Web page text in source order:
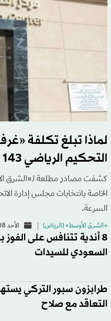
لماذا تبلغ تكلفة
التحكيم الرياضي 143 ألف ريال؟
كشفت مصادر مطلعة لـ«الشرق
الخاصة بانتخابات مجلس إدارة
السرعة.
«الشرق الأوسط» (الرياض) الأحد 09/08 - 19:32
8 أندية تتنافس على الفوز
السعودي للسيدات
طرابزون سبور التركي
التعاقد مع صلاح